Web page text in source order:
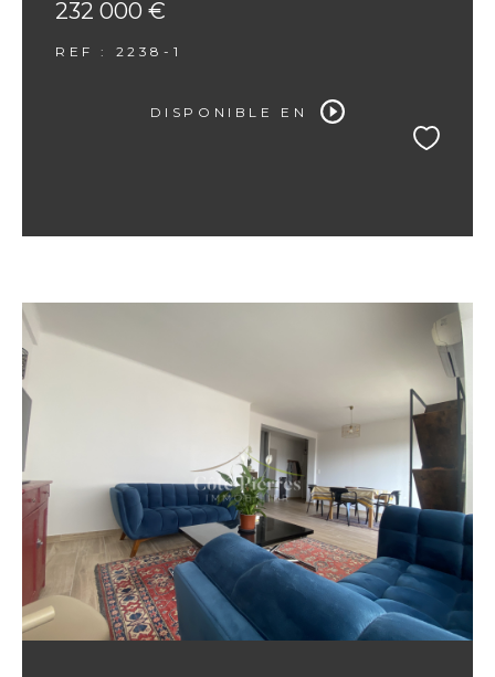
232 000 €
REF : 2238-1
DISPONIBLE EN